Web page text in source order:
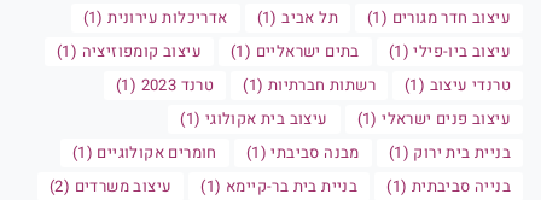
עיצוב חדר מגורים (1) תל אביב (1)
אדריכלות עירונית (1)
עיצוב ביו-פילי (1)
בתים ישראליים (1)
עיצוב קומפוזיציה (1)
טרנדי עיצוב (1)
רשתות חברתיות (1)
טרנד 2023 (1)
עיצוב פנים ישראלי (1)
עיצוב בית אקולוגי (1)
בניית בית ירוק (1)
מבנה סביבתי (1)
חומרים אקולוגיים (1)
בנייה סביבתית (1)
בניית בית בר-קיימא (1)
עיצוב משרדים (2)